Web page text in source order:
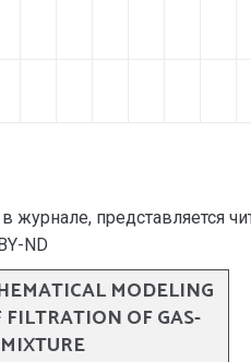
журнале, представляется
ND
MODELING
FILTRATION OF GAS-